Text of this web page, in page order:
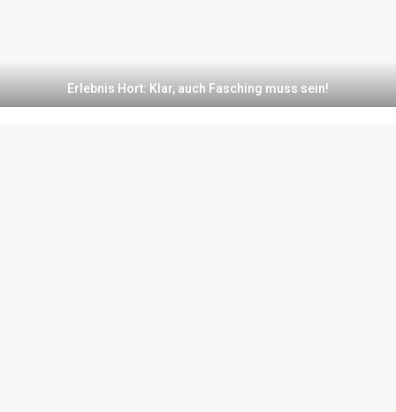
Erlebnis Hort: Klar, auch Fasching muss sein!